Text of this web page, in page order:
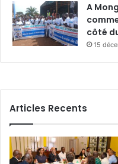
A
côté
15
Articles Recents